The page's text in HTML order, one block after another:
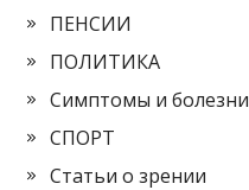
ПЕНСИИ
ПОЛИТИКА
Симптомы и болезни
СПОРТ
Статьи о зрении